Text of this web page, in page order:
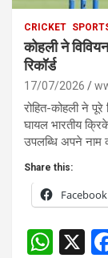
CRICKET
कोहली ने
रिकॉर्ड
17/07/2026
रोहित-कोहली ने
घायल भारतीय
उपलब्धि अपने नाम
Share this:
Facebook
W X